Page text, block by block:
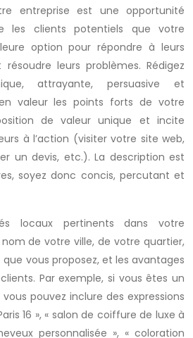
entreprise est une opportunité
les clients potentiels que votre
option pour répondre à leurs
leurs problèmes. Rédigez
attrayante, persuasive et
valeur les points forts de votre
de valeur unique et incite
à l’action (visiter votre site web,
un devis, etc.). La description est
soyez donc concis, percutant et
locaux pertinents dans votre
de votre ville, de votre quartier,
vous proposez, et les avantages
Par exemple, si vous êtes un
pouvez inclure des expressions
16 », « salon de coiffure de luxe à
personnalisée », « coloration